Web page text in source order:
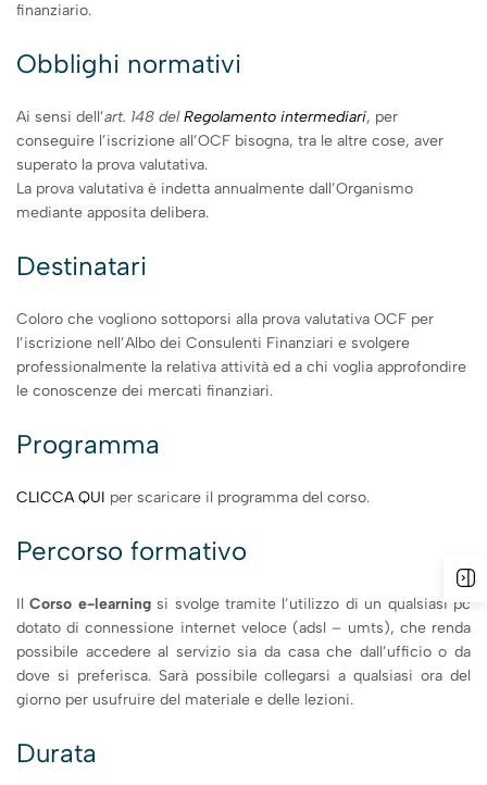
finanziario.
Obblighi normativi
Ai sensi dell’art. 148 delRegolamento intermediari, per
conseguire l’iscrizione all’OCF bisogna, tra le altre cose, aver
superato la prova valutativa.
La prova valutativa è indetta annualmente dall’Organismo
mediante apposita delibera.
Destinatari
Coloro che vogliono sottoporsi alla prova valutativa OCF per
l’iscrizione nell’Albo dei Consulenti Finanziari e svolgere
professionalmente la relativa attività ed a chi voglia approfondire
le conoscenze dei mercati finanziari.
Programma
CLICCA QUI per scaricare il programma del corso.
Percorso formativo
IlCorso e-learningsi svolge tramite l’utilizzo di un qualsiasi pc
dotato di connessione internet veloce (adsl – umts), che renda
possibile accedere al servizio sia da casa che dall’ufficio o da
dove si preferisca. Sarà possibile collegarsi a qualsiasi ora del
giorno per usufruire del materiale e delle lezioni.
Durata